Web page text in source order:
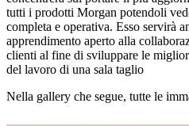
tutti i prodotti Morgan potendoli
completa e operativa. Esso servirà
apprendimento aperto alla
clienti al fine di sviluppare le
del lavoro di una sala taglio
Nella gallery che segue, tutte le